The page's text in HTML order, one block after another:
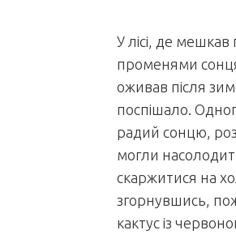
У лісі, де
променями
оживав після
поспішало.
радий сонцю,
могли
скаржитися на
згорнувшись,
кактус із